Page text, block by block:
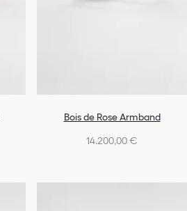
Bois de Rose Armband
14.200,00 €